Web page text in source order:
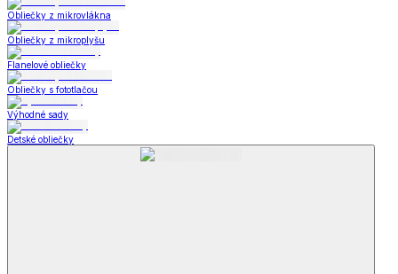
Obliečky z mikrovlákna
Obliečky z mikroplyšu
Flanelové obliečky
Obliečky s fototlačou
Výhodné sady
Detské obliečky